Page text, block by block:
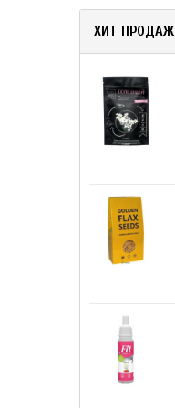
ХИТ ПРОДАЖ